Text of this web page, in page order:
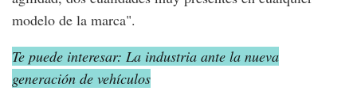
modelo de la marca".
Te puede interesar: La industria ante la nueva
generación de vehículos